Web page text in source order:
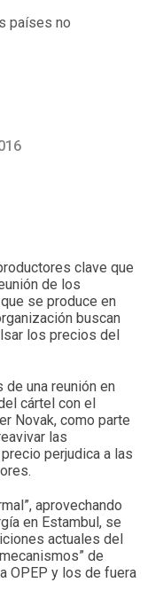
clave que
de los
se produce en
buscan
los precios del
una reunión en
cártel con el
Novak, como parte
las
perjudica a las
aprovechando
en Estambul, se
actuales del
de
OPEP y los de fuera